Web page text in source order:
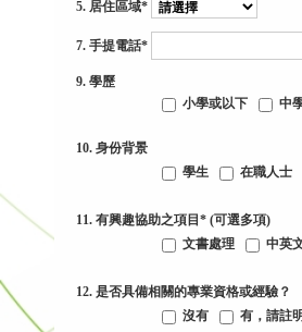
5. 居住區域*
7. 手提電話*
9. 學歷
小學或以下
中
10. 身份背景
學生
在職人士
11. 有興趣協助之項目* (可選多項)
文書處理
中英
12. 是否具備相關的專業資格或經驗？
沒有
有 ，請註